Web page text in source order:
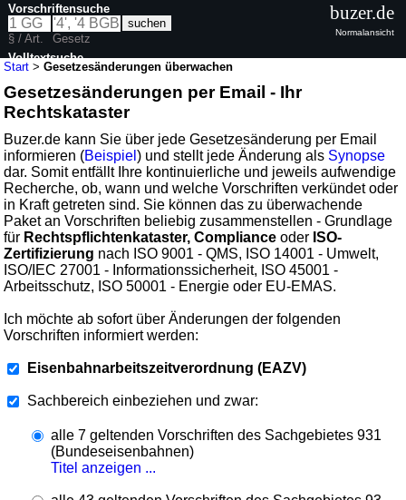
Start >Gesetzesänderungen überwachen
Gesetzesänderungen per Email - Ihr
Rechtskataster
Buzer.de kann Sie über jede Gesetzesänderung per Email
informieren (Beispiel) und stellt jede Änderung als Synopse
dar. Somit entfällt Ihre kontinuierliche und jeweils aufwendige
Recherche, ob, wann und welche Vorschriften verkündet oder
in Kraft getreten sind. Sie können das zu überwachende
Paket an Vorschriften beliebig zusammenstellen - Grundlage
für Rechtspflichtenkataster, Compliance oder ISO-
Zertifizierung nach ISO 9001 - QMS, ISO 14001 - Umwelt,
ISO/IEC 27001 - Informationssicherheit, ISO 45001 -
Arbeitsschutz, ISO 50001 - Energie oder EU-EMAS.
Ich möchte ab sofort über Änderungen der folgenden
Vorschriften informiert werden:
Eisenbahnarbeitszeitverordnung (EAZV)
Sachbereich einbeziehen und zwar:
alle 7 geltenden Vorschriften des Sachgebietes 931
(Bundeseisenbahnen)
Titel anzeigen ...
Vorschriftensuche
§ / Art.
Gesetz
Volltextsuche
buzer.de
Normalansicht